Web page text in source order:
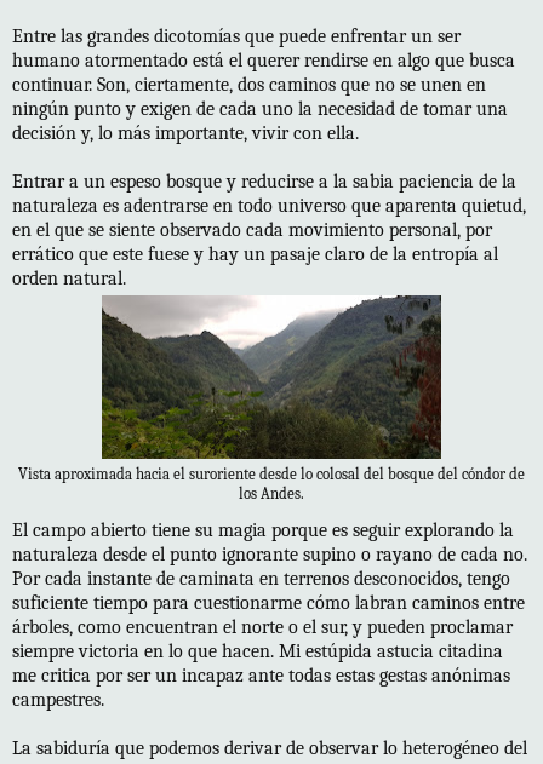
Entre las grandes dicotomías que puede enfrentar un ser
humano atormentado está el querer rendirse en algo que busca
continuar. Son, ciertamente, dos caminos que no se unen en
ningún punto y exigen de cada uno la necesidad de tomar una
decisión y, lo más importante, vivir con ella.
Entrar a un espeso bosque y reducirse a la sabia paciencia de la
naturaleza es adentrarse en todo universo que aparenta quietud,
en el que se siente observado cada movimiento personal, por
errático que este fuese y hay un pasaje claro de la entropía al
orden natural.
Vista aproximada hacia el suroriente desde lo colosal del bosque del cóndor de
los Andes.
El campo abierto tiene su magia porque es seguir explorando la
naturaleza desde el punto ignorante supino o rayano de cada no.
Por cada instante de caminata en terrenos desconocidos, tengo
suficiente tiempo para cuestionarme cómo labran caminos entre
árboles, como encuentran el norte o el sur, y pueden proclamar
siempre victoria en lo que hacen. Mi estúpida astucia citadina
me critica por ser un incapaz ante todas estas gestas anónimas
campestres.
La sabiduría que podemos derivar de observar lo heterogéneo del